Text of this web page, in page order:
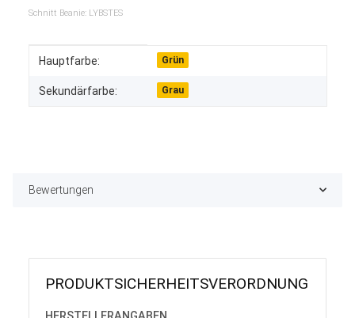
Schnitt Beanie: LYBSTES
Produkteigenschaft
Wert
Hauptfarbe: Grün
Sekundärfarbe: Grau
Bewertungen
PRODUKT­SICHER­HEITS­VER­ORD­NUNG